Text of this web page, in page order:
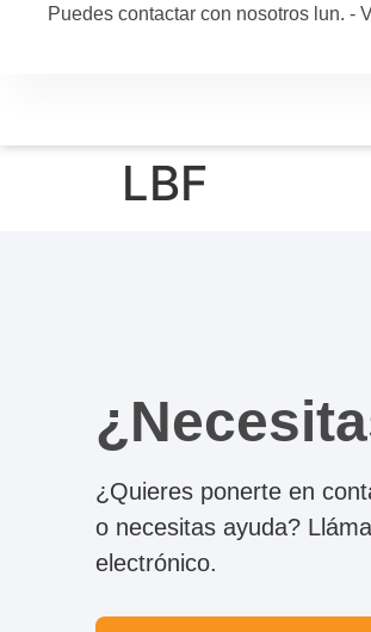
Puedes contactar con nosotros lun. -
LBF
¿Quieres ponerte en
o necesitas ayuda?
electrónico.